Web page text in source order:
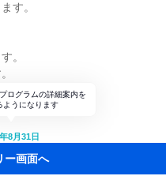
す。
。
ログラムの詳細案内を
ようになります
8月31日
ー画面へ